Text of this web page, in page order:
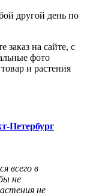
другой день по
заказ на сайте, с
фото
и растения
Петербург
всего в
не
не